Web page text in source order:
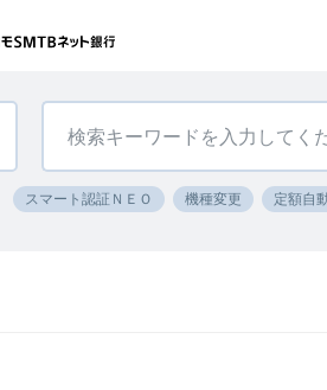
スマート認証ＮＥＯ 機種変更 定額自